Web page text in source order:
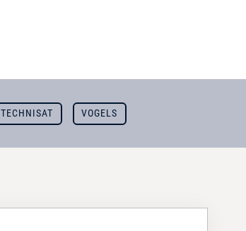
TECHNISAT VOGELS